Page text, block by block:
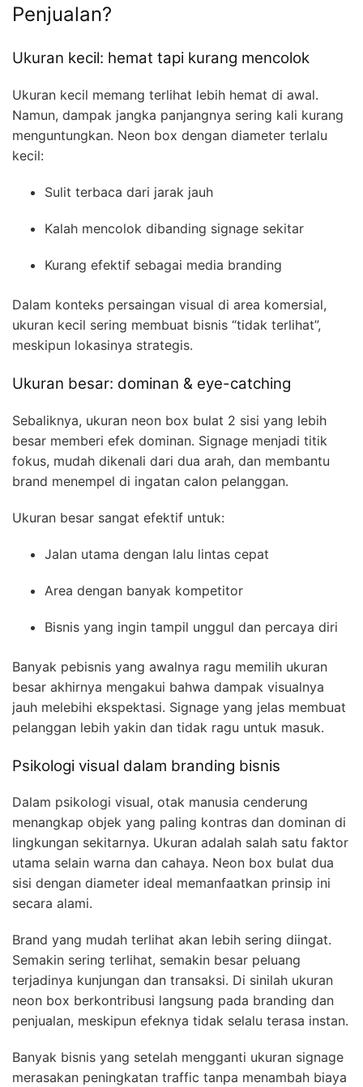
Penjualan?
Ukuran kecil: hemat tapi kurang mencolok
Ukuran kecil memang terlihat lebih hemat di awal.
Namun, dampak jangka panjangnya sering kali kurang
menguntungkan. Neon box dengan diameter terlalu
kecil:
Sulit terbaca dari jarak jauh
Kalah mencolok dibanding signage sekitar
Kurang efektif sebagai media branding
Dalam konteks persaingan visual di area komersial,
ukuran kecil sering membuat bisnis “tidak terlihat”,
meskipun lokasinya strategis.
Ukuran besar: dominan & eye-catching
Sebaliknya, ukuran neon box bulat 2 sisi yang lebih
besar memberi efek dominan. Signage menjadi titik
fokus, mudah dikenali dari dua arah, dan membantu
brand menempel di ingatan calon pelanggan.
Ukuran besar sangat efektif untuk:
Jalan utama dengan lalu lintas cepat
Area dengan banyak kompetitor
Bisnis yang ingin tampil unggul dan percaya diri
Banyak pebisnis yang awalnya ragu memilih ukuran
besar akhirnya mengakui bahwa dampak visualnya
jauh melebihi ekspektasi. Signage yang jelas membuat
pelanggan lebih yakin dan tidak ragu untuk masuk.
Psikologi visual dalam branding bisnis
Dalam psikologi visual, otak manusia cenderung
menangkap objek yang paling kontras dan dominan di
lingkungan sekitarnya. Ukuran adalah salah satu faktor
utama selain warna dan cahaya. Neon box bulat dua
sisi dengan diameter ideal memanfaatkan prinsip ini
secara alami.
Brand yang mudah terlihat akan lebih sering diingat.
Semakin sering terlihat, semakin besar peluang
terjadinya kunjungan dan transaksi. Di sinilah ukuran
neon box berkontribusi langsung pada branding dan
penjualan, meskipun efeknya tidak selalu terasa instan.
Banyak bisnis yang setelah mengganti ukuran signage
merasakan peningkatan traffic tanpa menambah biaya